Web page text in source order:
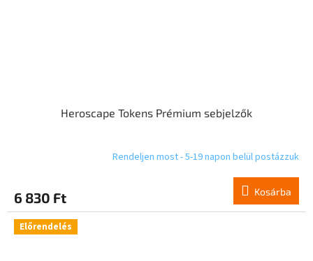
Heroscape Tokens Prémium sebjelzők
Rendeljen most - 5-19 napon belül postázzuk
6 830 Ft Kosárba
Előrendelés